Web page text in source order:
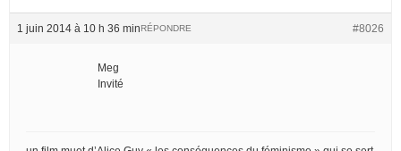
1 juin 2014 à 10 h 36 min #8026
RÉPONDRE
Meg
Invité